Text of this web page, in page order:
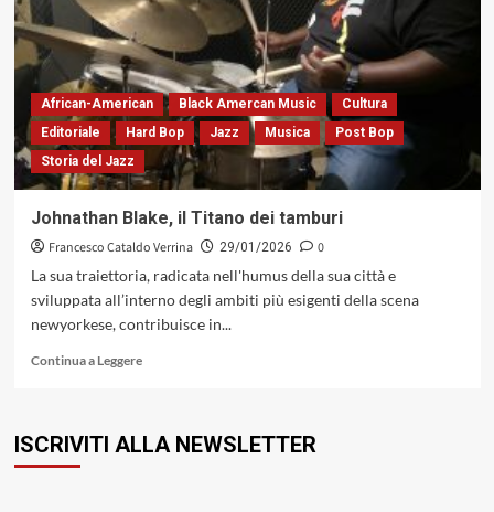
African-American Black Amercan Music
Cultura
Editoriale
Hard Bop Jazz Musica
Post Bop
Storia del Jazz
Johnathan Blake, il Titano dei tamburi
Francesco Cataldo Verrina 29/01/2026
0
La sua traiettoria, radicata nell'humus della sua città e
sviluppata all’interno degli ambiti più esigenti della scena
newyorkese, contribuisce in...
Continua a LeggereLeggi
Johnathan
ISCRIVITI ALLA NEWSLETTER